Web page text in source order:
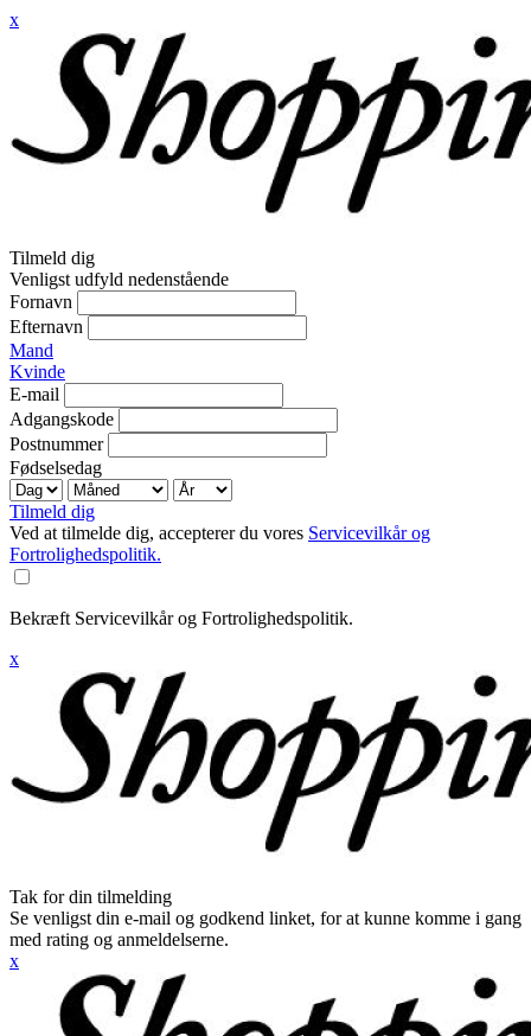
x
Tilmeld dig
Venligst udfyld nedenstående
Fornavn
Efternavn
Mand
Kvinde
E-mail
Adgangskode
Postnummer
Fødselsedag
Tilmeld dig
Ved at tilmelde dig, accepterer du vores Servicevilkår og
Fortrolighedspolitik.
Bekræft Servicevilkår og Fortrolighedspolitik.
x
Tak for din tilmelding
Se venligst din e-mail og godkend linket, for at kunne komme i gang
med rating og anmeldelserne.
x